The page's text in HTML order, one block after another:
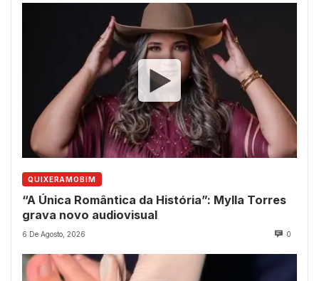
QUIXERAMOBIM
“A Única Romântica da História”: Mylla Torres
grava novo audiovisual
6 De Agosto, 2026 0